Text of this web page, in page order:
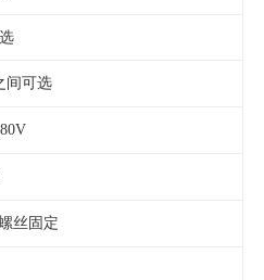
间可选
丝固定